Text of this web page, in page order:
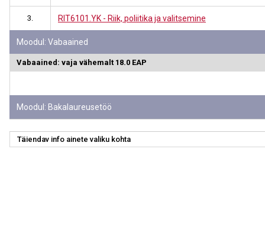
3. RIT6101.YK - Riik, poliitika ja valitsemine
Moodul: Vabaained
Vabaained: vaja vähemalt 18.0 EAP
Moodul: Bakalaureusetöö
Täiendav info ainete valiku kohta